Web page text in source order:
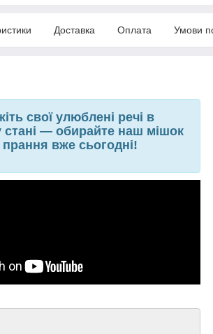
Доставка Оплата Умови
свої улюблені речі в
стані — обирайте наш мішок
вже сьогодні!